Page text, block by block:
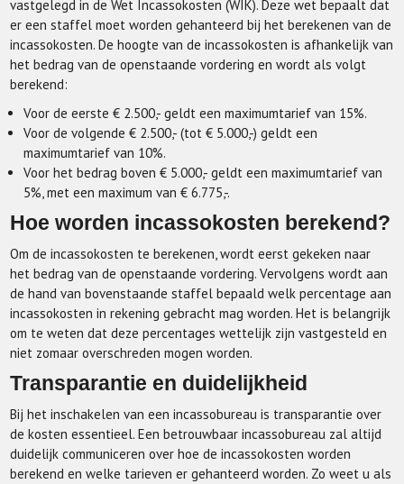
vastgelegd in de Wet Incassokosten (WIK). Deze wet bepaalt dat
er een staffel moet worden gehanteerd bij het berekenen van de
incassokosten. De hoogte van de incassokosten is afhankelijk van
het bedrag van de openstaande vordering en wordt als volgt
berekend:
Voor de eerste € 2.500,- geldt een maximumtarief van 15%.
Voor de volgende € 2.500,- (tot € 5.000,-) geldt een
maximumtarief van 10%.
Voor het bedrag boven € 5.000,- geldt een maximumtarief van
5%, met een maximum van € 6.775,-.
Hoe worden incassokosten berekend?
Om de incassokosten te berekenen, wordt eerst gekeken naar
het bedrag van de openstaande vordering. Vervolgens wordt aan
de hand van bovenstaande staffel bepaald welk percentage aan
incassokosten in rekening gebracht mag worden. Het is belangrijk
om te weten dat deze percentages wettelijk zijn vastgesteld en
niet zomaar overschreden mogen worden.
Transparantie en duidelijkheid
Bij het inschakelen van een incassobureau is transparantie over
de kosten essentieel. Een betrouwbaar incassobureau zal altijd
duidelijk communiceren over hoe de incassokosten worden
berekend en welke tarieven er gehanteerd worden. Zo weet u als